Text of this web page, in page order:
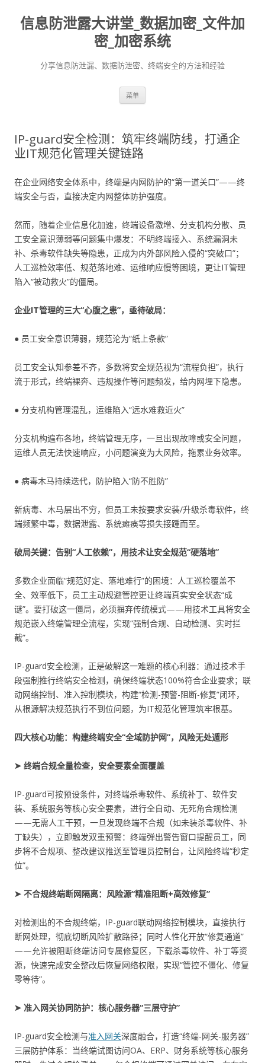
信息防泄露大讲堂_数据加密_文件加
密_加密系统
分享信息防泄漏、数据防泄密、终端安全的方法和经验
菜单
IP-guard安全检测：筑牢终端防线，打通企
业IT规范化管理关键链路
在企业网络安全体系中，终端是内网防护的“第一道关口”——终
端安全与否，直接决定内网整体防护强度。
然而，随着企业信息化加速，终端设备激增、分支机构分散、员
工安全意识薄弱等问题集中爆发：不明终端接入、系统漏洞未
补、杀毒软件缺失等隐患，正成为内外部风险入侵的“突破口”；
人工巡检效率低、规范落地难、运维响应慢等困境，更让IT管理
陷入“被动救火”的僵局。
企业IT管理的三大“心腹之患”，亟待破局：
● 员工安全意识薄弱，规范沦为“纸上条款”
员工安全认知参差不齐，多数将安全规范视为“流程负担”，执行
流于形式，终端裸奔、违规操作等问题频发，给内网埋下隐患。
● 分支机构管理混乱，运维陷入“远水难救近火”
分支机构遍布各地，终端管理无序，一旦出现故障或安全问题，
运维人员无法快速响应，小问题演变为大风险，拖累业务效率。
● 病毒木马持续迭代，防护陷入“防不胜防”
新病毒、木马层出不穷，但员工未按要求安装/升级杀毒软件，终
端频繁中毒，数据泄露、系统瘫痪等损失接踵而至。
破局关键：告别“人工依赖”，用技术让安全规范“硬落地”
多数企业面临“规范好定、落地难行”的困境：人工巡检覆盖不
全、效率低下，员工主动规避管控更让终端真实安全状态“成
谜”。要打破这一僵局，必须摒弃传统模式——用技术工具将安全
规范嵌入终端管理全流程，实现“强制合规、自动检测、实时拦
截”。
IP-guard安全检测，正是破解这一难题的核心利器：通过技术手
段强制推行终端安全检测，确保终端状态100%符合企业要求；联
动网络控制、准入控制模块，构建“检测-预警-阻断-修复”闭环，
从根源解决规范执行不到位问题，为IT规范化管理筑牢根基。
四大核心功能：构建终端安全“全域防护网”，风险无处遁形
➤ 终端合规全量检查，安全要素全面覆盖
IP-guard可按预设条件，对终端杀毒软件、系统补丁、软件安
装、系统服务等核心安全要素，进行全自动、无死角合规检测
——无需人工干预，一旦发现终端不合规（如未装杀毒软件、补
丁缺失），立即触发双重预警：终端弹出警告窗口提醒员工，同
步将不合规项、整改建议推送至管理员控制台，让风险终端“秒定
位”。
➤ 不合规终端断网隔离：风险源“精准阻断+高效修复”
对检测出的不合规终端，IP-guard联动网络控制模块，直接执行
断网处理，彻底切断风险扩散路径；同时人性化开放“修复通道”
——允许被阻断终端访问专属修复区，下载杀毒软件、补丁等资
源，快速完成安全整改后恢复网络权限，实现“管控不僵化、修复
零等待”。
➤ 准入网关协同防护：核心服务器“三层守护”
IP-guard安全检测与准入网关深度融合，打造“终端-网关-服务器”
三层防护体系：当终端试图访问OA、ERP、财务系统等核心服务